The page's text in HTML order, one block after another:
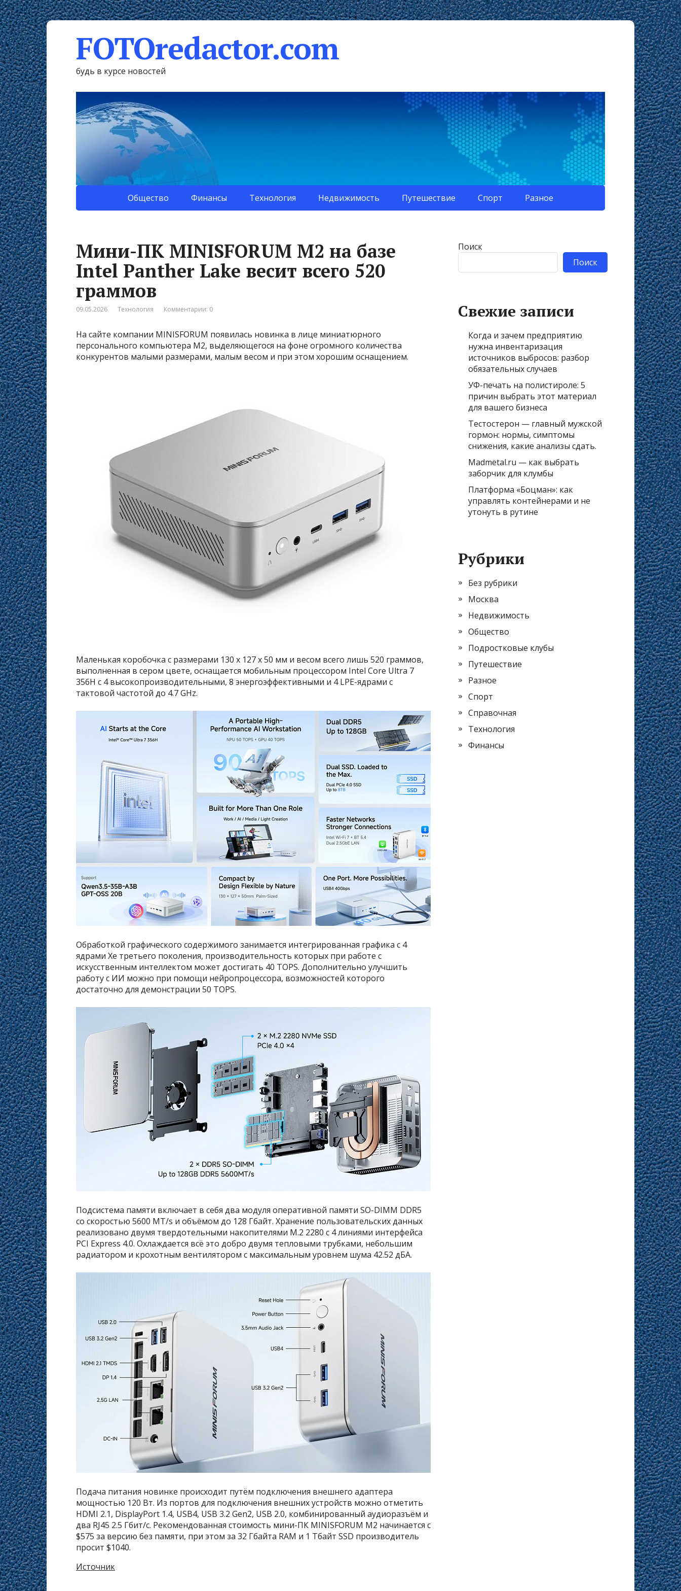
FOTOredactor.com
будь в курсе новостей
Общество Финансы Технология Недвижимость Путешествие Спорт Разное
Мини-ПК MINISFORUM M2 на базе
Intel Panther Lake весит всего 520
граммов
09.05.2026 Технология Комментарии: 0
На сайте компании MINISFORUM появилась новинка в лице миниатюрного
персонального компьютера M2, выделяющегося на фоне огромного количества
конкурентов малыми размерами, малым весом и при этом хорошим оснащением.
Маленькая коробочка с размерами 130 x 127 x 50 мм и весом всего лишь 520 граммов,
выполненная в сером цвете, оснащается мобильным процессором Intel Core Ultra 7
356H с 4 высокопроизводительными, 8 энергоэффективными и 4 LPE-ядрами с
тактовой частотой до 4.7 GHz.
Обработкой графического содержимого занимается интегрированная графика с 4
ядрами Xe третьего поколения, производительность которых при работе с
искусственным интеллектом может достигать 40 TOPS. Дополнительно улучшить
работу с ИИ можно при помощи нейропроцессора, возможностей которого
достаточно для демонстрации 50 TOPS.
Подсистема памяти включает в себя два модуля оперативной памяти SO-DIMM DDR5
со скоростью 5600 MT/s и объёмом до 128 Гбайт. Хранение пользовательских данных
реализовано двумя твердотельными накопителями M.2 2280 с 4 линиями интерфейса
PCI Express 4.0. Охлаждается всё это добро двумя тепловыми трубками, небольшим
радиатором и крохотным вентилятором с максимальным уровнем шума 42.52 дБА.
Подача питания новинке происходит путём подключения внешнего адаптера
мощностью 120 Вт. Из портов для подключения внешних устройств можно отметить
HDMI 2.1, DisplayPort 1.4, USB4, USB 3.2 Gen2, USB 2.0, комбинированный аудиоразъём и
два RJ45 2.5 Гбит/с. Рекомендованная стоимость мини-ПК MINISFORUM M2 начинается с
$575 за версию без памяти, при этом за 32 Гбайта RAM и 1 Тбайт SSD производитель
просит $1040.
Источник
Поиск
Поиск
Свежие записи
Когда и зачем предприятию
нужна инвентаризация
источников выбросов: разбор
обязательных случаев
УФ-печать на полистироле: 5
причин выбрать этот материал
для вашего бизнеса
Тестостерон — главный мужской
гормон: нормы, симптомы
снижения, какие анализы сдать.
Madmetal.ru — как выбрать
заборчик для клумбы
Платформа «Боцман»: как
управлять контейнерами и не
утонуть в рутине
Рубрики
Без рубрики
Москва
Недвижимость
Общество
Подростковые клубы
Путешествие
Разное
Спорт
Справочная
Технология
Финансы